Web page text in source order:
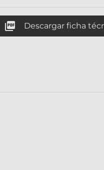
 Descargar ficha